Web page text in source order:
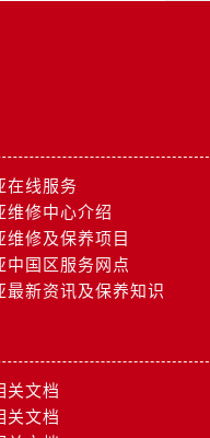
在线服务
维修中心介绍
维修及保养项目
中国区服务网点
最新资讯及保养知识
关文档
关文档